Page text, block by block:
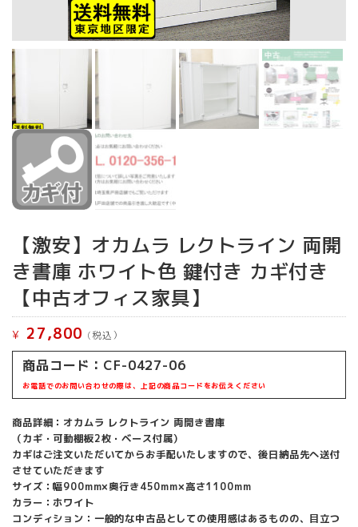
【激安】オカムラ レクトライン 両開
き書庫 ホワイト色 鍵付き カギ付き
【中古オフィス家具】
¥ 27,800 (税込）
商品コード：CF-0427-06
お電話でのお問い合わせの際は、上記の商品コードをお伝えください
商品詳細：オカムラ レクトライン 両開き書庫
（カギ・可動棚板2枚・ベース付属）
カギはご注文いただいてからお手配いたしますので、後日納品先へ送付
させていただきます
サイズ：幅900mm×奥行き450mm×高さ1100mm
カラー：ホワイト
コンディション：一般的な中古品としての使用感はあるものの、目立つ